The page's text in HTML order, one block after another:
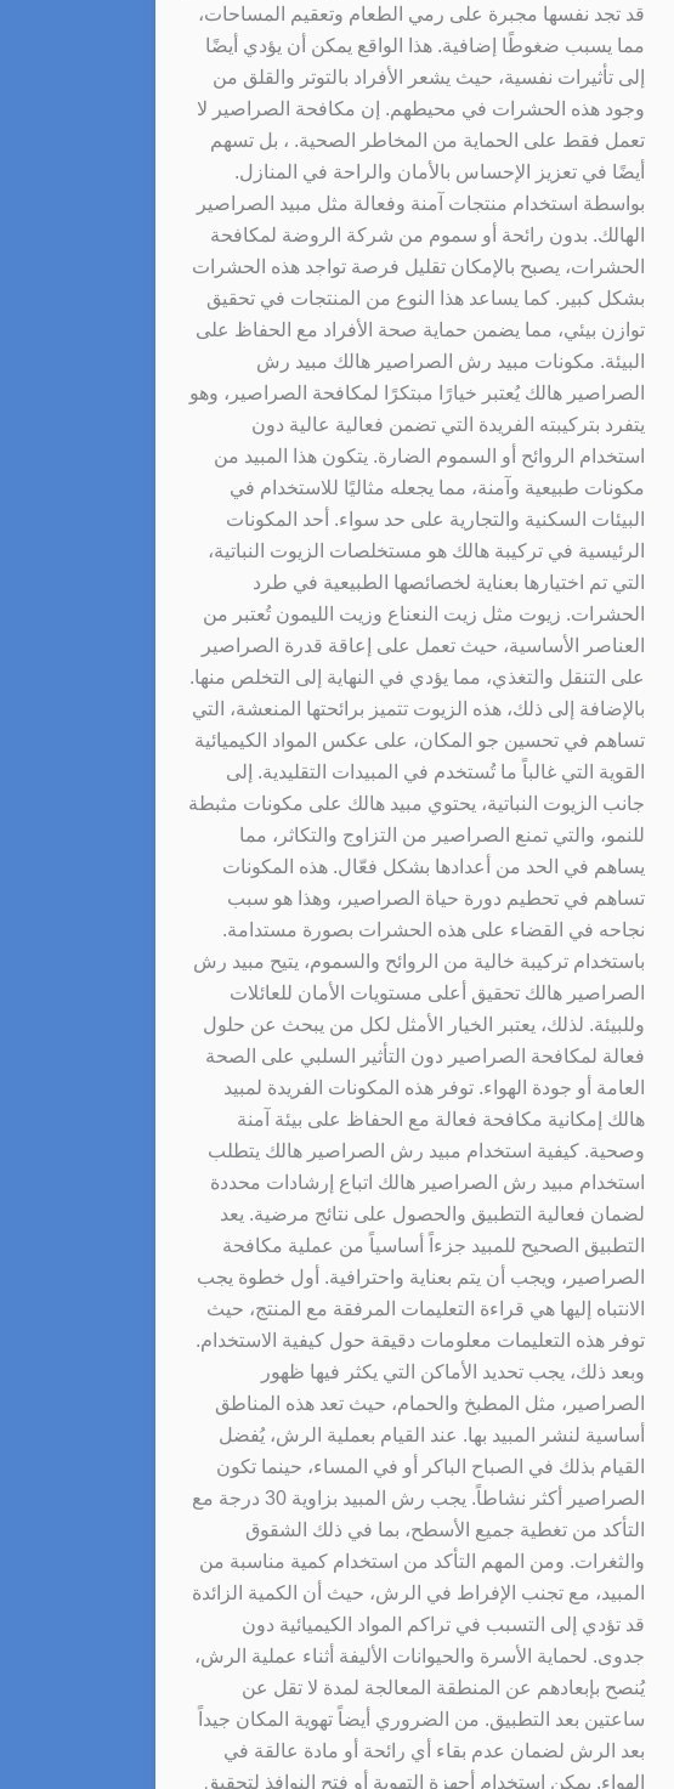
قد تجد نفسها مجبرة على رمي الطعام وتعقيم المساحات،
مما يسبب ضغوطًا إضافية. هذا الواقع يمكن أن يؤدي أيضًا
إلى تأثيرات نفسية، حيث يشعر الأفراد بالتوتر والقلق من
وجود هذه الحشرات في محيطهم. إن مكافحة الصراصير لا
تعمل فقط على الحماية من المخاطر الصحية. ، بل تسهم
أيضًا في تعزيز الإحساس بالأمان والراحة في المنازل.
بواسطة استخدام منتجات آمنة وفعالة مثل مبيد الصراصير
الهالك. بدون رائحة أو سموم من شركة الروضة لمكافحة
الحشرات، يصبح بالإمكان تقليل فرصة تواجد هذه الحشرات
بشكل كبير. كما يساعد هذا النوع من المنتجات في تحقيق
توازن بيئي، مما يضمن حماية صحة الأفراد مع الحفاظ على
البيئة. مكونات مبيد رش الصراصير هالك مبيد رش
الصراصير هالك يُعتبر خيارًا مبتكرًا لمكافحة الصراصير، وهو
يتفرد بتركيبته الفريدة التي تضمن فعالية عالية دون
استخدام الروائح أو السموم الضارة. يتكون هذا المبيد من
مكونات طبيعية وآمنة، مما يجعله مثاليًا للاستخدام في
البيئات السكنية والتجارية على حد سواء. أحد المكونات
الرئيسية في تركيبة هالك هو مستخلصات الزيوت النباتية،
التي تم اختيارها بعناية لخصائصها الطبيعية في طرد
الحشرات. زيوت مثل زيت النعناع وزيت الليمون تُعتبر من
العناصر الأساسية، حيث تعمل على إعاقة قدرة الصراصير
على التنقل والتغذي، مما يؤدي في النهاية إلى التخلص منها.
بالإضافة إلى ذلك، هذه الزيوت تتميز برائحتها المنعشة، التي
تساهم في تحسين جو المكان، على عكس المواد الكيميائية
القوية التي غالباً ما تُستخدم في المبيدات التقليدية. إلى
جانب الزيوت النباتية، يحتوي مبيد هالك على مكونات مثبطة
للنمو، والتي تمنع الصراصير من التزاوج والتكاثر، مما
يساهم في الحد من أعدادها بشكل فعّال. هذه المكونات
تساهم في تحطيم دورة حياة الصراصير، وهذا هو سبب
نجاحه في القضاء على هذه الحشرات بصورة مستدامة.
باستخدام تركيبة خالية من الروائح والسموم، يتيح مبيد رش
الصراصير هالك تحقيق أعلى مستويات الأمان للعائلات
وللبيئة. لذلك، يعتبر الخيار الأمثل لكل من يبحث عن حلول
فعالة لمكافحة الصراصير دون التأثير السلبي على الصحة
العامة أو جودة الهواء. توفر هذه المكونات الفريدة لمبيد
هالك إمكانية مكافحة فعالة مع الحفاظ على بيئة آمنة
وصحية. كيفية استخدام مبيد رش الصراصير هالك يتطلب
استخدام مبيد رش الصراصير هالك اتباع إرشادات محددة
لضمان فعالية التطبيق والحصول على نتائج مرضية. يعد
التطبيق الصحيح للمبيد جزءاً أساسياً من عملية مكافحة
الصراصير، ويجب أن يتم بعناية واحترافية. أول خطوة يجب
الانتباه إليها هي قراءة التعليمات المرفقة مع المنتج، حيث
توفر هذه التعليمات معلومات دقيقة حول كيفية الاستخدام.
وبعد ذلك، يجب تحديد الأماكن التي يكثر فيها ظهور
الصراصير، مثل المطبخ والحمام، حيث تعد هذه المناطق
أساسية لنشر المبيد بها. عند القيام بعملية الرش، يُفضل
القيام بذلك في الصباح الباكر أو في المساء، حينما تكون
الصراصير أكثر نشاطاً. يجب رش المبيد بزاوية 30 درجة مع
التأكد من تغطية جميع الأسطح، بما في ذلك الشقوق
والثغرات. ومن المهم التأكد من استخدام كمية مناسبة من
المبيد، مع تجنب الإفراط في الرش، حيث أن الكمية الزائدة
قد تؤدي إلى التسبب في تراكم المواد الكيميائية دون
جدوى. لحماية الأسرة والحيوانات الأليفة أثناء عملية الرش،
يُنصح بإبعادهم عن المنطقة المعالجة لمدة لا تقل عن
ساعتين بعد التطبيق. من الضروري أيضاً تهوية المكان جيداً
بعد الرش لضمان عدم بقاء أي رائحة أو مادة عالقة في
الهواء. يمكن استخدام أجهزة التهوية أو فتح النوافذ لتحقيق